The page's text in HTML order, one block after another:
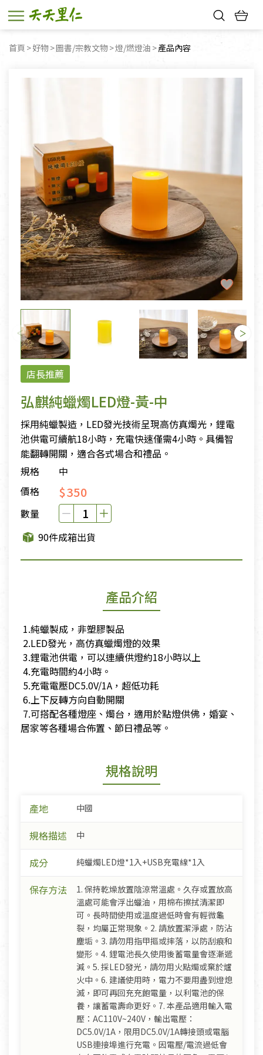
首頁 好物 圖書/宗教文物 燈/燃燈油 目前頁面：
產品內容
店長推薦
弘麒純蠟燭LED燈-黃-中
採用純蠟製造，LED發光技術呈現高仿真燭光，鋰電
池供電可續航18小時，充電快速僅需4小時。具備智
能翻轉開關，適合各式場合和禮品。
規格
中
價格
$350
數量
90件成箱出貨
產品介紹
​ 1.純蠟製成，非塑膠製品
​ 2.LED發光，高仿真蠟燭燈的效果
​ 3.鋰電池供電，可以連續供燈約18小時以上
​ 4.充電時間約4小時。
​ 5.充電電壓DC5.0V/1A，超低功耗
​ 6.上下反轉方向自動開關
​ 7.可搭配各種燈座、燭台，適用於點燈供佛，婚宴、
居家等各種場合佈置、節日禮品等。
規格說明
產地 中國
規格描述 中
成分 純蠟燭LED燈*1入+USB充電線*1入
保存方法
1. 保持乾燥放置陰涼常溫處。久存或置放高
溫處可能會浮出蠟油，用棉布擦拭清潔即
可。長時間使用或溫度過低時會有輕微龜
裂，均屬正常現象。2. 請放置潔淨處，防沾
塵垢。3. 請勿用指甲摳或摔落，以防刮痕和
變形。4. 鋰電池長久使用後蓄電量會逐漸遞
減。5. 採LED發光，請勿用火點燭或棄於爐
火中。6. 建議使用時，電力不要用盡到燈熄
滅，即可再回充充飽電量，以利電池的保
養，讓蓄電壽命更好。7. 本產品適用輸入電
壓：AC110V~240V，輸出電壓：
DC5.0V/1A，限用DC5.0V/1A轉接頭或電腦
USB連接埠進行充電。因電壓/電流過低會